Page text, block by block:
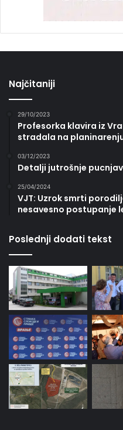
Najčitaniji
29/10/2023
Profesorka klavira iz
stradala na
03/12/2023
Detalji jutrošnje
25/04/2024
VJT: Uzrok smrti
nesavesno postupanje
Poslednji dodati tekst